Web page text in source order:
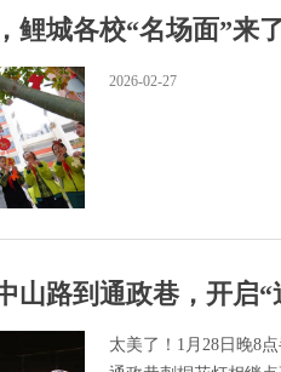
鲤城各校“名场面”来
2026-02-27
山路到通政巷，开启“
太美了！1月28日晚8